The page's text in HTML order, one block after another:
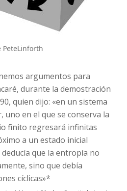
PeteLinforth
argumentos para
durante la demostración
quien dijo: «en un sistema
uno en el que se conserva la
finito regresará infinitas
a un estado inicial
que la entropía no
sino que debía
cíclicas»*